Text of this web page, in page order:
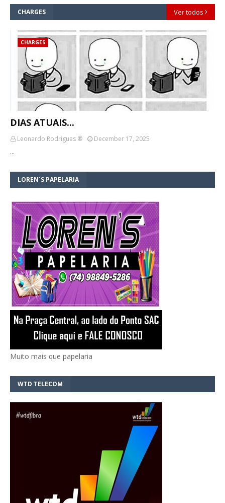
CHARGES Ver todos
CHARGES
DIAS ATUAIS...
Leonardo Rodrigues ®
December 17, 2025
…
LOREN´S PAPELARIA
Muito mais que papelaria
WTD TELECOM